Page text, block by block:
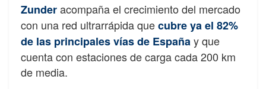
Zunderacompaña el crecimiento del mercado
con una red ultrarrápida quecubre ya el 82%
de las principales vías de Españay que
cuenta con estaciones de carga cada 200 km
de media.